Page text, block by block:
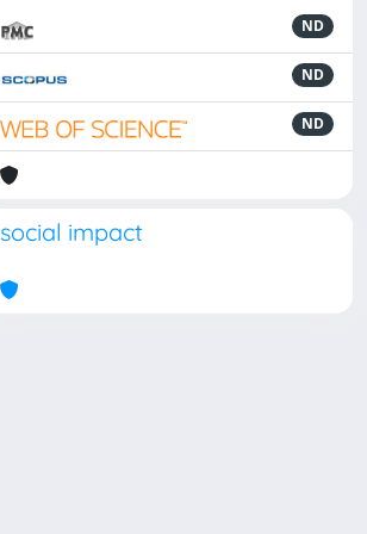
ND
ND
ND
social impact